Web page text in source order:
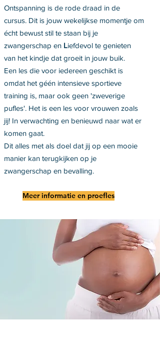
Ontspanning is de rode draad in de
cursus. Dit is jouw wekelijkse momentje om
écht bewust stil te staan bij je
zwangerschap en Liefdevol te genieten
van het kindje dat groeit in jouw buik.
Een les die voor iedereen geschikt is
omdat het géén intensieve sportieve
training is, maar ook geen 'zweverige
pufles'. Het is een les voor vrouwen zoals
jij! In verwachting en benieuwd naar wat er
komen gaat.
Dit alles met als doel dat jij op een mooie
manier kan terugkijken op je
zwangerschap en bevalling.
Meer informatie en proefles